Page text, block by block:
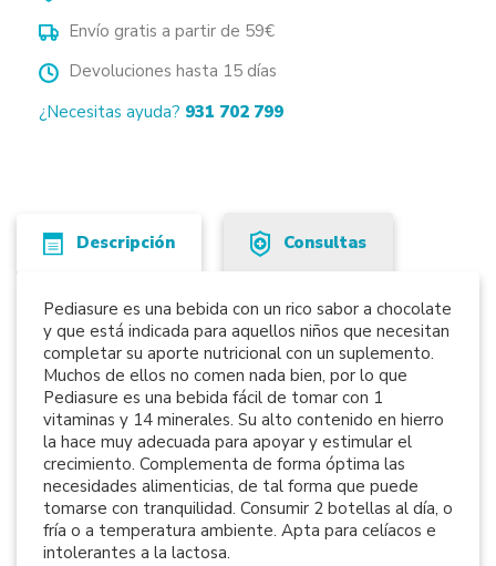
Envío gratis a partir de 59€
Devoluciones hasta 15 días
¿Necesitas ayuda? 931 702 799
Descripción Consultas
Pediasure es una bebida con un rico sabor a chocolate
y que está indicada para aquellos niños que necesitan
completar su aporte nutricional con un suplemento.
Muchos de ellos no comen nada bien, por lo que
Pediasure es una bebida fácil de tomar con 1
vitaminas y 14 minerales. Su alto contenido en hierro
la hace muy adecuada para apoyar y estimular el
crecimiento. Complementa de forma óptima las
necesidades alimenticias, de tal forma que puede
tomarse con tranquilidad. Consumir 2 botellas al día, o
fría o a temperatura ambiente. Apta para celíacos e
intolerantes a la lactosa.